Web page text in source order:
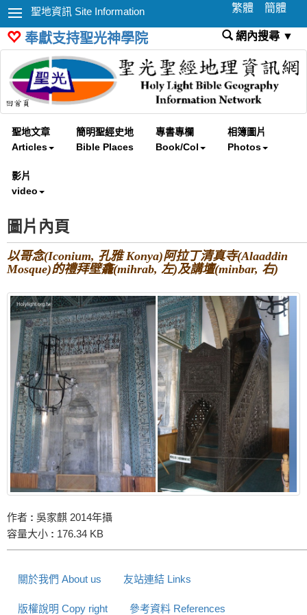
聖地資訊 Site Information 繁體 簡體
奉獻支持聖光神學院 網內搜尋 ▼
聖地文章
Articles
簡明聖經史地
Bible Places
專書專欄
Book/Col
相簿圖片
Photos
影片
video
圖片內頁
以哥念(Iconium, 孔雅 Konya)阿拉丁清真寺(Alaaddin
Mosque)的禮拜壁龕(mihrab, 左)及講壇(minbar, 右)
作者 : 吳家麒 2014年攝
容量大小 : 176.34 KB
關於我們 About us 友站連結 Links
版權說明 Copy right 參考資料 References